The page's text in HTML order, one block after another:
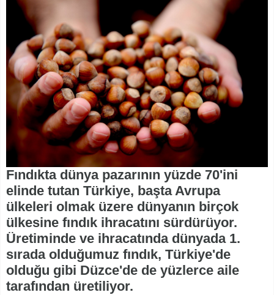
Fındıkta dünya pazarının yüzde 70'ini
elinde tutan Türkiye, başta Avrupa
ülkeleri olmak üzere dünyanın birçok
ülkesine fındık ihracatını sürdürüyor.
Üretiminde ve ihracatında dünyada 1.
sırada olduğumuz fındık, Türkiye'de
olduğu gibi Düzce'de de yüzlerce aile
tarafından üretiliyor.